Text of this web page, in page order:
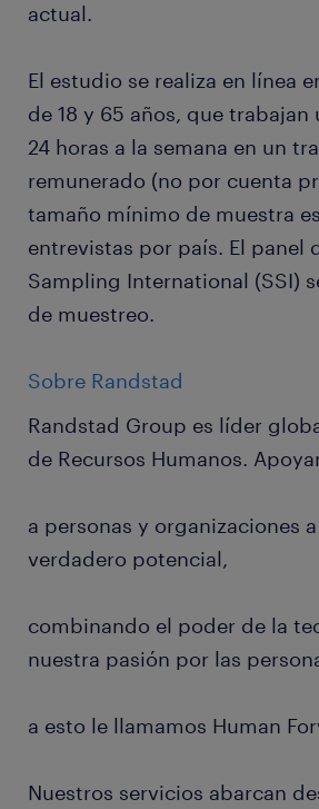
actual.
El estudio se realiza en línea
de 18 y 65 años, que
24 horas a la semana en un
remunerado (no por cuenta
tamaño mínimo de muestra
entrevistas por país. El panel
Sampling International (SSI)
de muestreo.
Sobre Randstad
Randstad Group es líder
de Recursos Humanos.
a personas y organizaciones
verdadero potencial,
combinando el poder de la
nuestra pasión por las
a esto le llamamos Human
Nuestros servicios abarcan